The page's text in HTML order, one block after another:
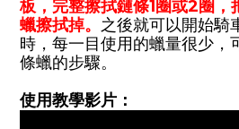
板，完整擦拭鏈條1圈或2圈，
蠟擦拭掉。 之後就可以開始騎
時，每一目使用的蠟量很少，
條蠟的步驟。
使用教學影片：